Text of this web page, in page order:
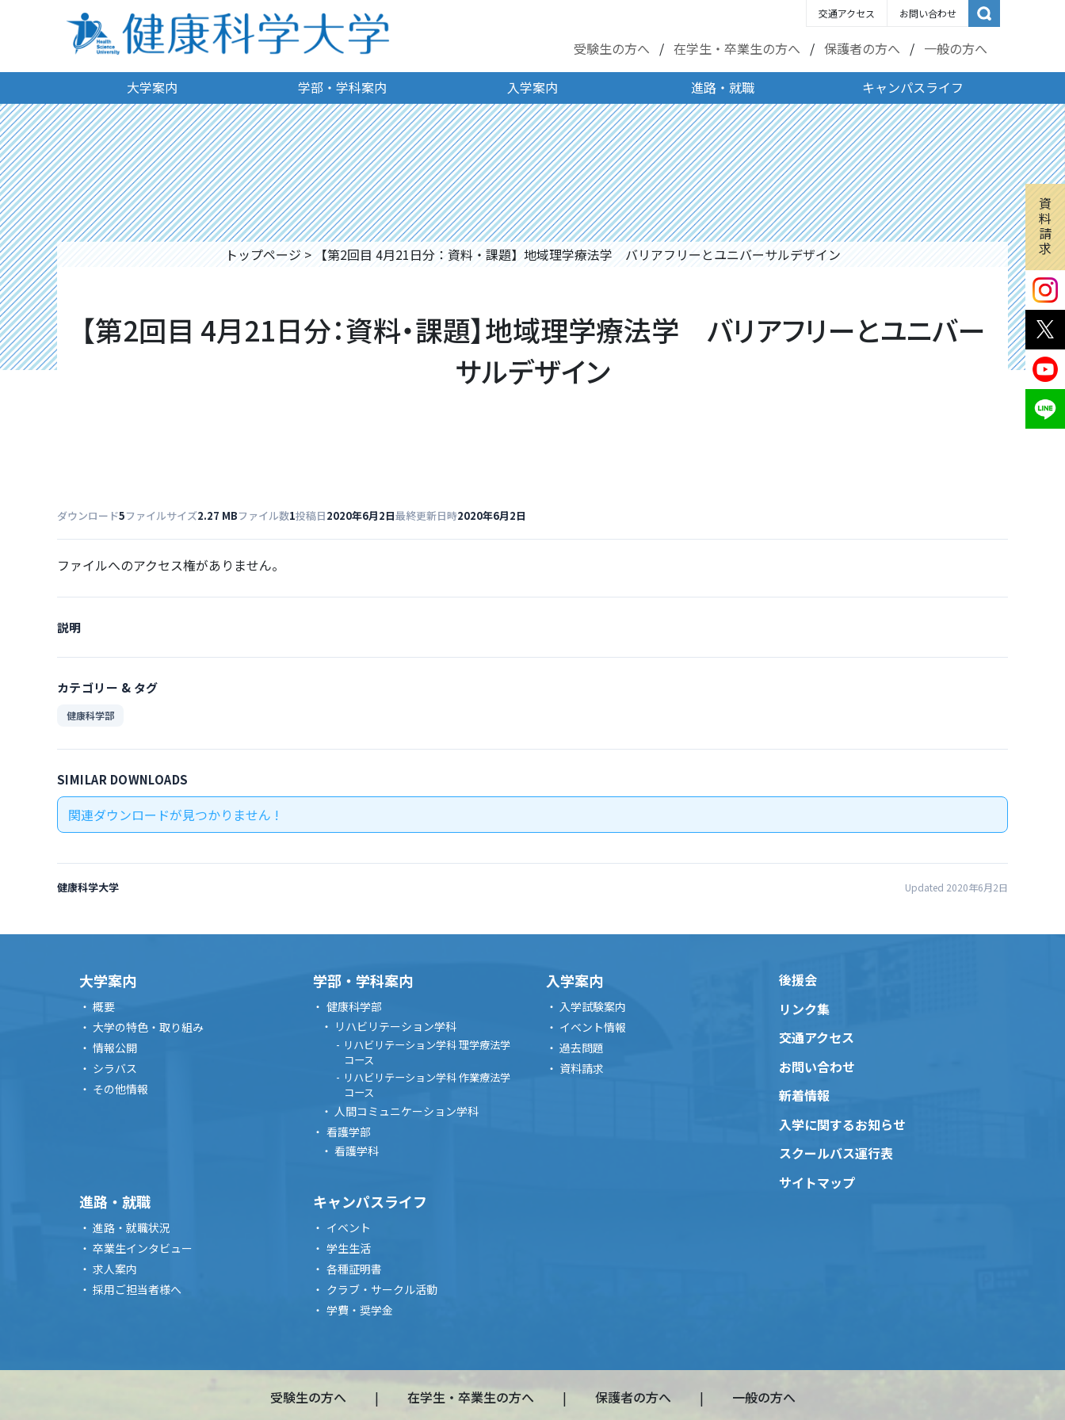
資
料
請
求
交通アクセス お問い合わせ
受験生の方へ 在学生・卒業生の方へ 保護者の方へ 一般の方へ
大学案内 学部・学科案内 入学案内 進路・就職 キャンパスライフ
トップページ>【第2回目 4月21日分：資料・課題】地域理学療法学 バリアフリーとユニバーサルデザイン
【第2回目 4月21日分：資料・課題】地域理学療法学 バリアフリーとユニバー
サルデザイン
ダウンロード5ファイルサイズ2.27 MBファイル数1投稿日2020年6月2日最終更新日時2020年6月2日
ファイルへのアクセス権がありません。
説明
カテゴリー & タグ
健康科学部
SIMILAR DOWNLOADS
関連ダウンロードが見つかりません !
健康科学大学 Updated 2020年6月2日
大学案内
概要
大学の特色・取り組み
情報公開
シラバス
その他情報
学部・学科案内
健康科学部
リハビリテーション学科
リハビリテーション学科 理学療法学
コース
リハビリテーション学科 作業療法学
コース
人間コミュニケーション学科
看護学部
看護学科
入学案内
入学試験案内
イベント情報
過去問題
資料請求
進路・就職
進路・就職状況
卒業生インタビュー
求人案内
採用ご担当者様へ
キャンパスライフ
イベント
学生生活
各種証明書
クラブ・サークル活動
学費・奨学金
後援会
リンク集
交通アクセス
お問い合わせ
新着情報
入学に関するお知らせ
スクールバス運行表
サイトマップ
受験生の方へ 在学生・卒業生の方へ 保護者の方へ 一般の方へ